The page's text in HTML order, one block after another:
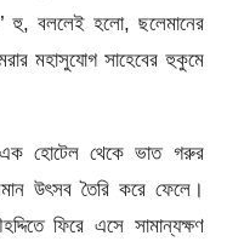
হু, বললেই হলো, ছলেমানের
মহাসুযোগ সাহেবের হুকুমে
এক হোটেল থেকে ভাত গরুর
উৎসব তৈরি করে ফেলে।
ফিরে এসে সামান্যক্ষণ